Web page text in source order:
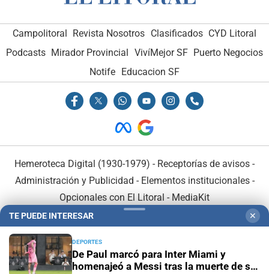
Campolitoral Revista Nosotros Clasificados CYD Litoral
Podcasts Mirador Provincial VivíMejor SF Puerto Negocios
Notife Educacion SF
Hemeroteca Digital (1930-1979) - Receptorías de avisos -
Administración y Publicidad - Elementos institucionales-
Opcionales con El Litoral - MediaKit
TE PUEDE INTERESAR ✕
DEPORTES
De Paul marcó para Inter Miami y
homenajeó a Messi tras la muerte de su